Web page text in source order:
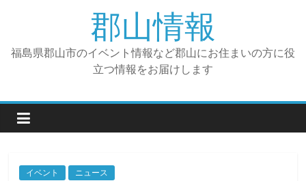
郡山情報
福島県郡山市のイベント情報など郡山にお住まいの方に役
立つ情報をお届けします
イベント ニュース